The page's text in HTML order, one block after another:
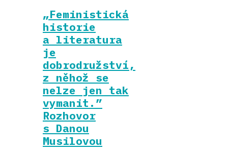
„Feministická
historie
a literatura
je
dobrodružství,
z něhož se
nelze jen tak
vymanit.”
Rozhovor
s Danou
Musilovou